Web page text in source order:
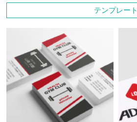
テンプレート